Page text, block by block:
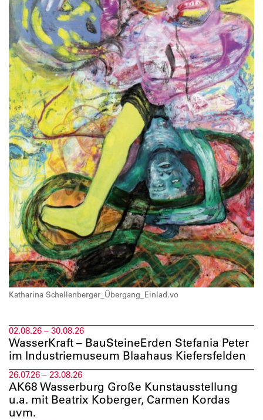
Katharina Schellenberger_Übergang_Einlad.vo
02.08.26 – 30.08.26
WasserKraft – BauSteineErden Stefania Peter
im Industriemuseum Blaahaus Kiefersfelden
26.07.26 – 23.08.26
AK68 Wasserburg Große Kunstausstellung
u.a. mit Beatrix Koberger, Carmen Kordas
uvm.